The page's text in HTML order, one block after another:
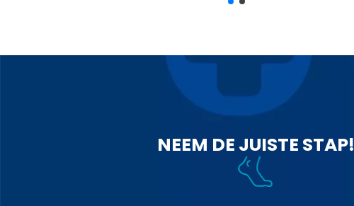
NEEM DE JUISTE STAP!